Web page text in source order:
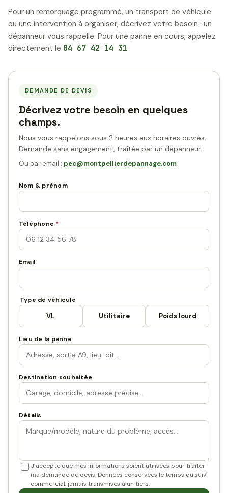
Pour un remorquage programmé, un transport de véhicule
ou une intervention à organiser, décrivez votre besoin : un
dépanneur vous rappelle. Pour une panne en cours, appelez
directement le 04 67 42 14 31.
DEMANDE DE DEVIS
Décrivez votre besoin en quelques
champs.
Nous vous rappelons sous 2 heures aux horaires ouvrés.
Demande sans engagement, traitée par un dépanneur.
Ou par email : pec@montpellierdepannage.com
Nom & prénom
Téléphone *
Email
Type de véhicule
VL Utilitaire Poids lourd
Lieu de la panne
Destination souhaitée
Détails
J’accepte que mes informations soient utilisées pour traiter
ma demande de devis. Données conservées le temps du suivi
commercial, jamais transmises à un tiers.